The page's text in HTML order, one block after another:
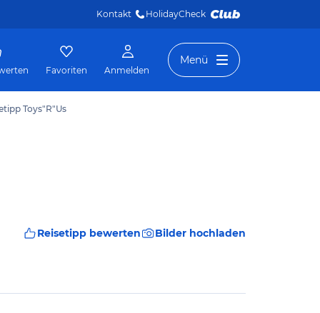
Kontakt HolidayCheck
Favoriten Anmelden
Menü
Toys"R"Us
Reisetipp bewerten Bilder hochladen